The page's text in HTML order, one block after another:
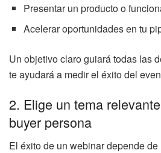
Presentar un producto o
Acelerar oportunidades en tu
Un objetivo claro guiará todas las
te ayudará a medir el éxito del
2. Elige un tema
buyer persona
El éxito de un webinar depende